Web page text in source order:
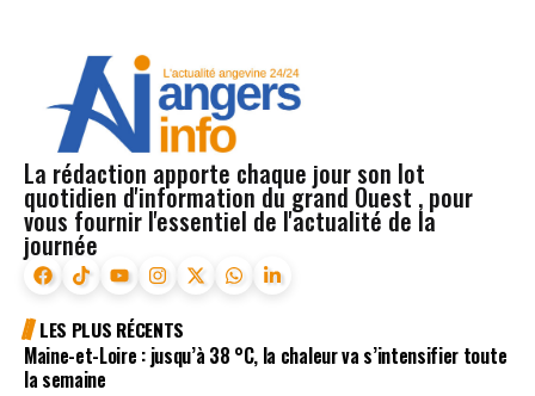
La rédaction apporte chaque jour son lot
quotidien d'information du grand Ouest , pour
vous fournir l'essentiel de l'actualité de la
journée
LES PLUS RÉCENTS
Maine-et-Loire : jusqu’à 38 °C, la chaleur va s’intensifier toute
la semaine